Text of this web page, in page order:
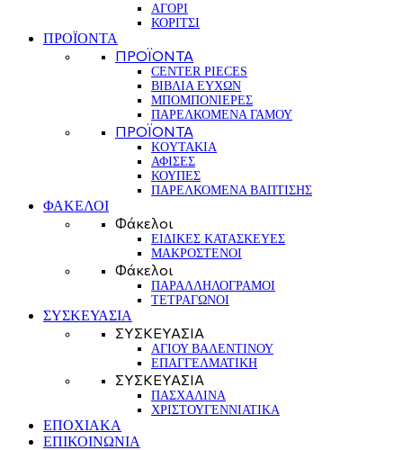
ΑΓΟΡΙ
ΚΟΡΙΤΣΙ
ΠΡΟΪΟΝΤΑ
ΠΡΟΪΟΝΤΑ
CENTER PIECES
ΒΙΒΛΙΑ ΕΥΧΩΝ
ΜΠΟΜΠΟΝΙΕΡΕΣ
ΠΑΡΕΛΚΟΜΕΝΑ ΓΑΜΟΥ
ΠΡΟΪΟΝΤΑ
KOYTAKIA
ΑΦΙΣΕΣ
ΚΟΥΠΕΣ
ΠΑΡΕΛΚΟΜΕΝΑ ΒΑΠΤΙΣΗΣ
ΦΑΚΕΛΟΙ
Φάκελοι
ΕΙΔΙΚΕΣ ΚΑΤΑΣΚΕΥΕΣ
ΜΑΚΡΟΣΤΕΝΟΙ
Φάκελοι
ΠΑΡΑΛΛΗΛΟΓΡΑΜΟΙ
ΤΕΤΡΑΓΩΝΟΙ
ΣΥΣΚΕΥΑΣΙΑ
ΣΥΣΚΕΥΑΣΙΑ
ΑΓΙΟΥ ΒΑΛΕΝΤΙΝΟΥ
ΕΠΑΓΓΕΛΜΑΤΙΚΗ
ΣΥΣΚΕΥΑΣΙΑ
ΠΑΣΧΑΛΙΝΑ
ΧΡΙΣΤΟΥΓΕΝΝΙΑΤΙΚΑ
ΕΠΟΧΙΑΚΑ
ΕΠΙΚΟΙΝΩΝΙΑ